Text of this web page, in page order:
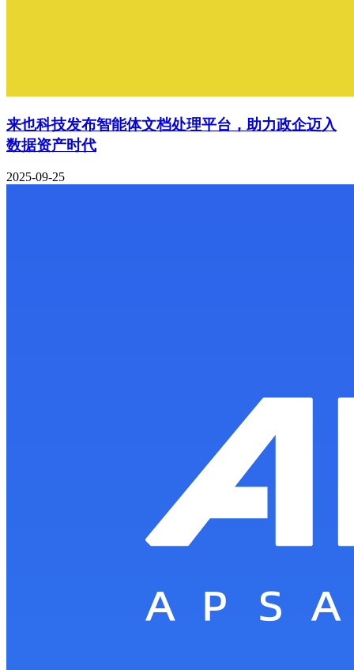
来也科技发布智能体文档处理平台，助力政企迈入
数据资产时代
2025-09-25